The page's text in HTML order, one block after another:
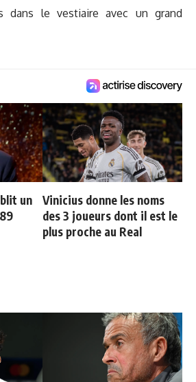
dans le vestiaire avec un grand
un
Vinicius donne les noms
des 3 joueurs dont il est le
plus proche au Real